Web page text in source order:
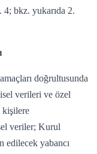
bkz. yukarıda 2.
doğrultusunda
verileri ve özel
kişilere
veriler; Kurul
edilecek yabancı